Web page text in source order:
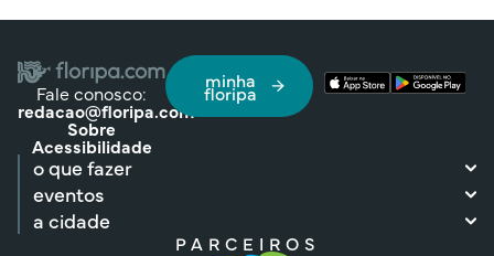
Fale conosco:
redacao@floripa.com
Sobre
Acessibilidade
minha
floripa
o que fazer
eventos
a cidade
PARCEIROS